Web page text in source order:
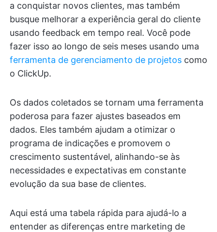
a conquistar novos clientes, mas também
busque melhorar a experiência geral do cliente
usando feedback em tempo real. Você pode
fazer isso ao longo de seis meses usando uma
ferramenta de gerenciamento de projetos como
o ClickUp.
Os dados coletados se tornam uma ferramenta
poderosa para fazer ajustes baseados em
dados. Eles também ajudam a otimizar o
programa de indicações e promovem o
crescimento sustentável, alinhando-se às
necessidades e expectativas em constante
evolução da sua base de clientes.
Aqui está uma tabela rápida para ajudá-lo a
entender as diferenças entre marketing de